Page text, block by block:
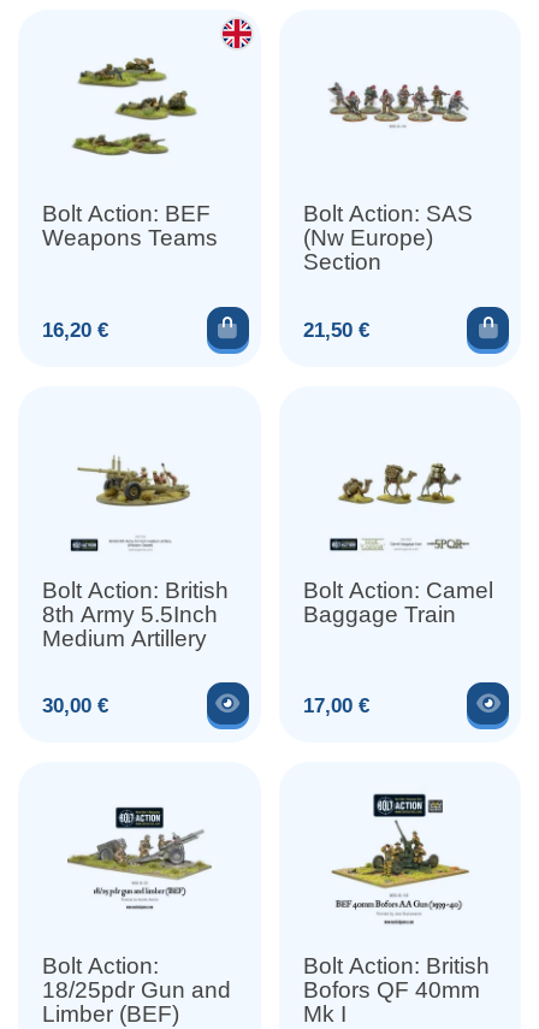
Bolt Action: BEF
Weapons Teams
Prix
16,20 € Ajouter au panier
Bolt Action: SAS
(Nw Europe)
Section
Prix
21,50 €
Bolt Action: British
8th Army 5.5Inch
Medium Artillery
Prix
30,00 € Voir le produit
Bolt Action: Camel
Baggage Train
Prix
17,00 €
Bolt Action:
18/25pdr Gun and
Limber (BEF)
Bolt Action: British
Bofors QF 40mm
Mk I